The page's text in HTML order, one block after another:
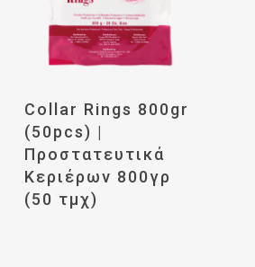
Διαβάστε
Περισσότερα
Collar Rings 800gr
(50pcs) |
Προστατευτικά
Κεριέρων 800γρ
(50 τμχ)